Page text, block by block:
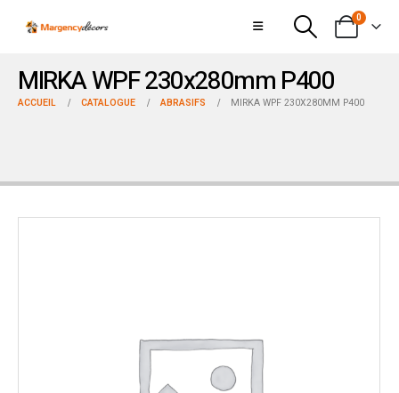
0
MIRKA WPF 230x280mm P400
ACCUEIL CATALOGUE ABRASIFS MIRKA WPF 230X280MM P400